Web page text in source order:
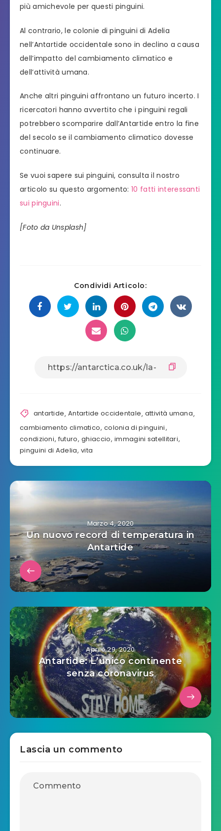
più amichevole per questi pinguini.
Al contrario, le colonie di pinguini di Adelia
nell’Antartide occidentale sono in declino a causa
dell’impatto del cambiamento climatico e
dell’attività umana.
Anche altri pinguini affrontano un futuro incerto. I
ricercatori hanno avvertito che i pinguini regali
potrebbero scomparire dall’Antartide entro la fine
del secolo se il cambiamento climatico dovesse
continuare.
Se vuoi sapere sui pinguini, consulta il nostro
articolo su questo argomento:10 fatti interessanti
sui pinguini.
[Foto da Unsplash]
Condividi Articolo:
antartide, Antartide occidentale, attività umana,
cambiamento climatico, colonia di pinguini,
condizioni, futuro,ghiaccio,immagini satellitari,
pinguini di Adelia,vita
Marzo 4, 2020
Un nuovo record di temperatura in
Antartide
Aprile 29, 2020
Antartide: L’unico continente
senza coronavirus
Lascia un commento